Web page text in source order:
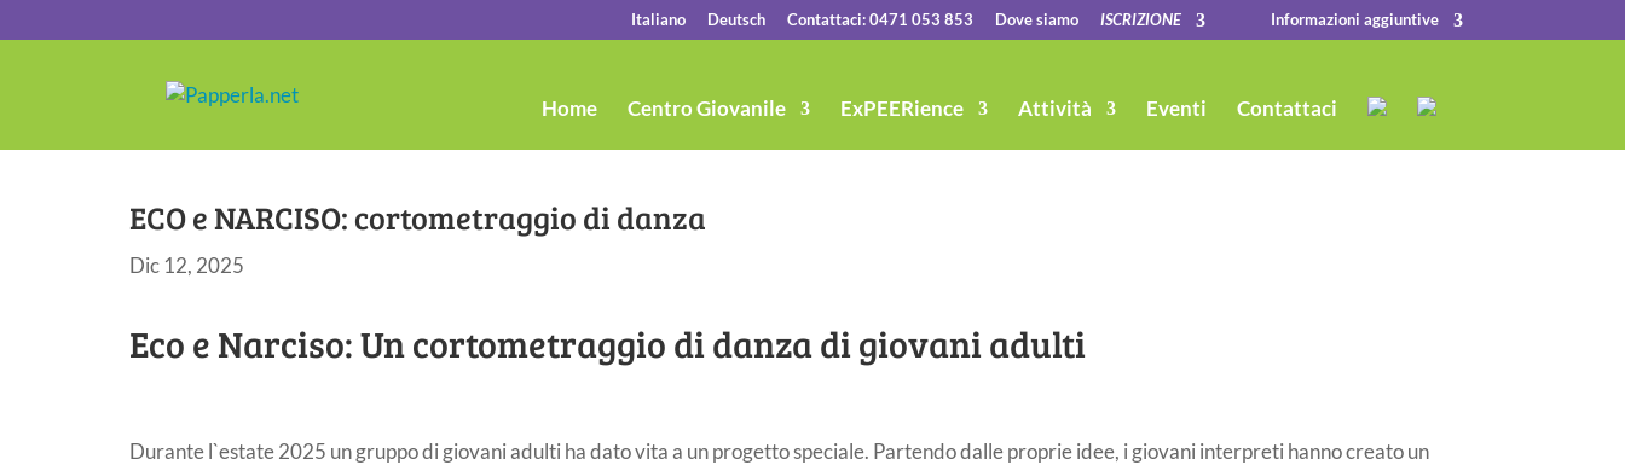
Italiano Deutsch Contattaci: 0471 053 853 Dove siamo ISCRIZIONE Informazioni aggiuntive
Home Centro Giovanile ExPEERience Attività Eventi Contattaci
ECO e NARCISO: cortometraggio di danza
Dic 12, 2025
Eco e Narciso: Un cortometraggio di danza di giovani adulti
Durante l`estate 2025 un gruppo di giovani adulti ha dato vita a un progetto speciale. Partendo dalle proprie idee, i giovani interpreti hanno creato un